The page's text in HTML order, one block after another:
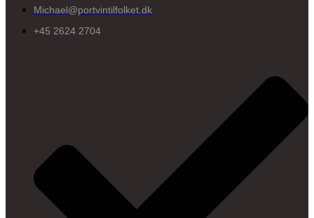
Michael@portvintilfolket.dk
+45 2624 2704